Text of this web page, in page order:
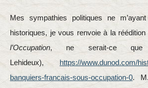
Mes sympathies politiques ne m’ayant
historiques, je vous renvoie à la réédition
l’Occupation, ne serait-ce que
Lehideux),
https://www.dunod.com/
banquiers-francais-sous-occupation-0.